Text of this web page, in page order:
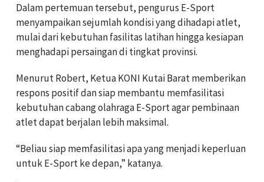
Dalam pertemuan tersebut, pengurus E-Sport
menyampaikan sejumlah kondisi yang dihadapi atlet,
mulai dari kebutuhan fasilitas latihan hingga kesiapan
menghadapi persaingan di tingkat provinsi.
Menurut Robert, Ketua KONI Kutai Barat memberikan
respons positif dan siap membantu memfasilitasi
kebutuhan cabang olahraga E-Sport agar pembinaan
atlet dapat berjalan lebih maksimal.
“Beliau siap memfasilitasi apa yang menjadi keperluan
untuk E-Sport ke depan,” katanya.